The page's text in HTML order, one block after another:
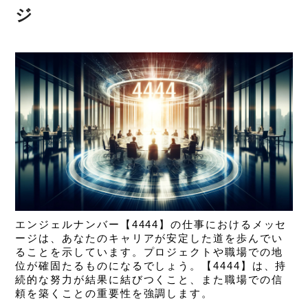
ジ
エンジェルナンバー【4444】の仕事におけるメッセ
ージは、 あなたのキャリアが安定した道を歩んでい
ることを示しています。プロジェクトや職場での地
位が確固たるものになるでしょう。【4444】は、持
続的な努力が結果に結びつくこと、また職場での信
頼を築くことの重要性を強調します。